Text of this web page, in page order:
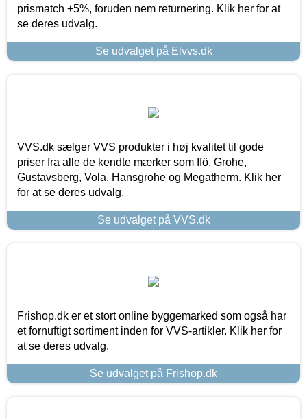
prismatch +5%, foruden nem returnering. Klik her for at
se deres udvalg.
Se udvalget på Elvvs.dk
VVS.dk sælger VVS produkter i høj kvalitet til gode
priser fra alle de kendte mærker som Ifö, Grohe,
Gustavsberg, Vola, Hansgrohe og Megatherm. Klik her
for at se deres udvalg.
Se udvalget på VVS.dk
Frishop.dk er et stort online byggemarked som også har
et fornuftigt sortiment inden for VVS-artikler. Klik her for
at se deres udvalg.
Se udvalget på Frishop.dk